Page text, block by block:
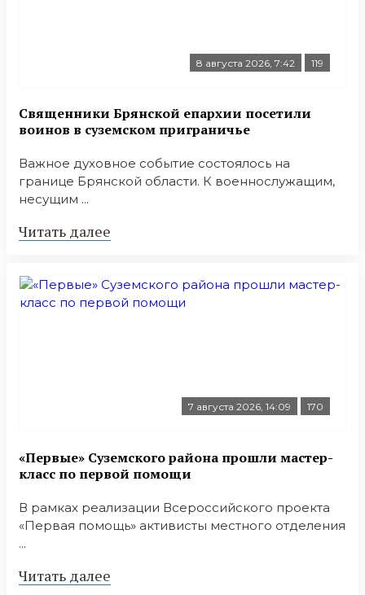
8 августа 2026, 7:42 119
Священники Брянской епархии посетили
воинов в суземском приграничье
Важное духовное событие состоялось на
границе Брянской области. К военнослужащим,
несущим ...
Читать далее
7 августа 2026, 14:09 170
«Первые» Суземского района прошли мастер-
класс по первой помощи
В рамках реализации Всероссийского проекта
«Первая помощь» активисты местного отделения
...
Читать далее